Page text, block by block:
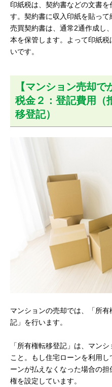
印紙税は、契約書などの文書
す。契約書に収入印紙を貼って
売買契約書は、通常2通作成し
本を保管します。よって印紙
いです。
【マンション売却で
税金２：登記費用（
移登記）
マンションの売却では、「所
記」を行います。
「所有権転移登記」は、マン
こと。もし住宅ローンを利用
ーンが払えなくなった場合の
権を設定しています。